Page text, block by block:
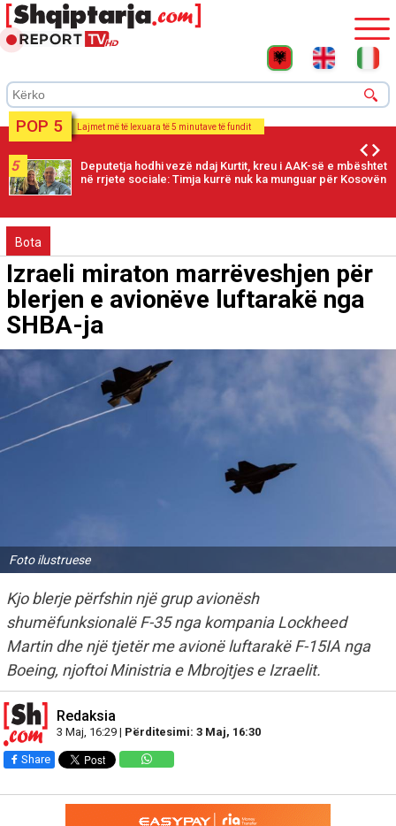
POP 5 Lajmet më të lexuara të 5 minutave të fundit
5
Deputetja hodhi vezë ndaj Kurtit, kreu i AAK-së e mbështet
në rrjete sociale: Timja kurrë nuk ka munguar për Kosovën
Bota
Izraeli miraton marrëveshjen për
blerjen e avionëve luftarakë nga
SHBA-ja
Foto ilustruese
Kjo blerje përfshin një grup avionësh
shumëfunksionalë F-35 nga kompania Lockheed
Martin dhe një tjetër me avionë luftarakë F-15IA nga
Boeing, njoftoi Ministria e Mbrojtjes e Izraelit.
Redaksia
3 Maj, 16:29 | Përditesimi: 3 Maj, 16:30
Share